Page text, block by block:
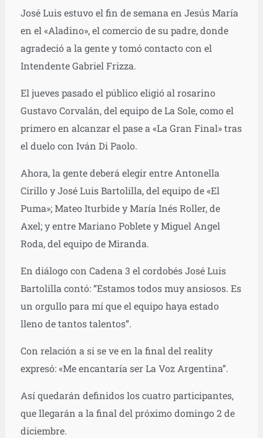
José Luis estuvo el fin de semana en Jesús María
en el «Aladino», el comercio de su padre, donde
agradeció a la gente y tomó contacto con el
Intendente Gabriel Frizza.
El jueves pasado el público eligió al rosarino
Gustavo Corvalán, del equipo de La Sole, como el
primero en alcanzar el pase a «La Gran Final» tras
el duelo con Iván Di Paolo.
Ahora, la gente deberá elegir entre Antonella
Cirillo y José Luis Bartolilla, del equipo de «El
Puma»; Mateo Iturbide y María Inés Roller, de
Axel; y entre Mariano Poblete y Miguel Angel
Roda, del equipo de Miranda.
En diálogo con Cadena 3 el cordobés José Luis
Bartolilla contó: “Estamos todos muy ansiosos. Es
un orgullo para mí que el equipo haya estado
lleno de tantos talentos”.
Con relación a si se ve en la final del reality
expresó: «Me encantaría ser La Voz Argentina”.
Así quedarán definidos los cuatro participantes,
que llegarán a la final del próximo domingo 2 de
diciembre.